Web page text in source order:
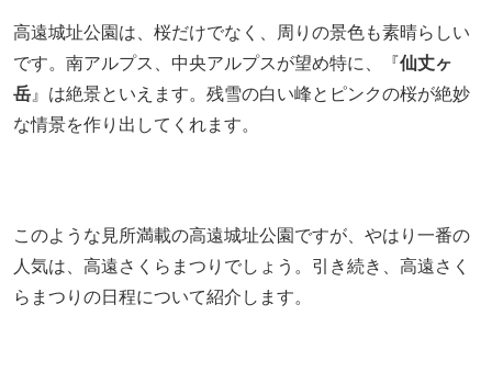
高遠城址公園は、桜だけでなく、周りの景色も素晴らしい
です。南アルプス、中央アルプスが望め特に、『仙丈ヶ
岳 』は絶景といえます。残雪の白い峰とピンクの桜が絶妙
な情景を作り出してくれます。
このような見所満載の高遠城址公園ですが、やはり一番の
人気は、高遠さくらまつりでしょう。引き続き、高遠さく
らまつりの日程について紹介します。